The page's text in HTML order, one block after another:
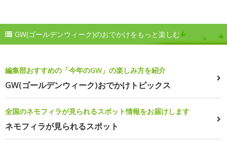
GW(ゴールデンウィーク)のおでかけをもっと楽しむ
編集部おすすめの「今年のGW」の楽しみ方を紹介
GW(ゴールデンウィーク)おでかけトピックス
全国のネモフィラが見られるスポット情報をお届けします
ネモフィラが見られるスポット